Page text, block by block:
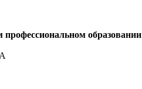
образовании